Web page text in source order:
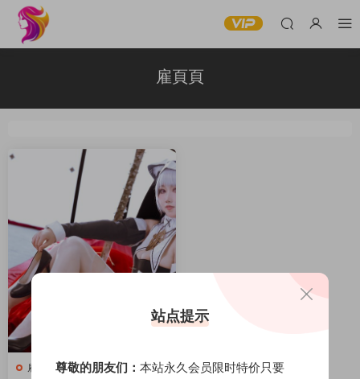
雇頁頁
雇頁頁
站点提示
尊敬的朋友们： 本站永久会员限时特价只要